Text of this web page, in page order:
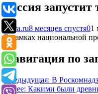
Россия
Ferra.ru8 месяцев спустя01
В рамках национальной
Навигация по
Предыдущая: В
Далее: Какими были